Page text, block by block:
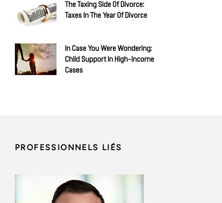
The Taxing Side Of Divorce:
Taxes In The Year Of Divorce
In Case You Were Wondering:
Child Support In High-Income
Cases
PROFESSIONNELS LIÉS